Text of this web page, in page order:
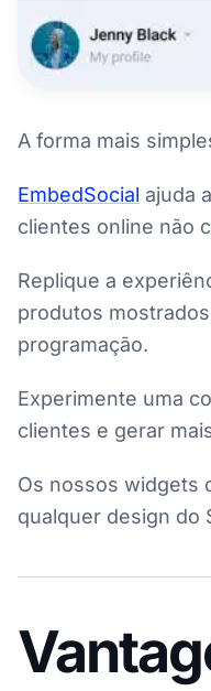
A forma mais
EmbedSocial ajuda
clientes online não
Replique a
produtos
programação.
Experimente uma
clientes e gerar
Os nossos widgets
qualquer design do